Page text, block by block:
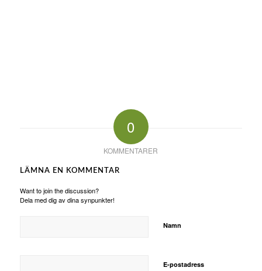
0
KOMMENTARER
LÄMNA EN KOMMENTAR
Want to join the discussion?
Dela med dig av dina synpunkter!
Namn
E-postadress